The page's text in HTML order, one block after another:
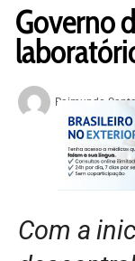
Governo
Raimundo
Com a